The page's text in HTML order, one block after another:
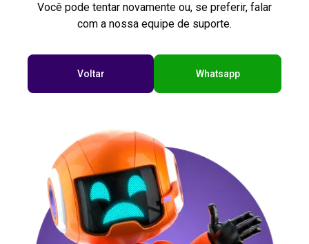
Você pode tentar novamente ou, se preferir, falar
com a nossa equipe de suporte.
Voltar Whatsapp